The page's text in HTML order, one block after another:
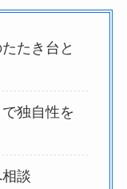
たき台と
独自性を
談